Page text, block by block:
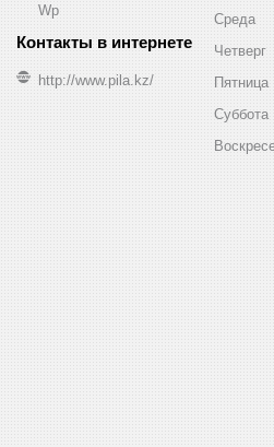
Wp
http://www.pila.kz/
Среда
Четверг
Пятница
Суббота